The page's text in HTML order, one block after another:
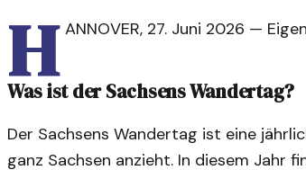
H ANNOVER, 27. Juni 2026 —
Was ist der Sachsens Wandertag?
Der Sachsens Wandertag ist eine
ganz Sachsen anzieht. In diesem Jahr